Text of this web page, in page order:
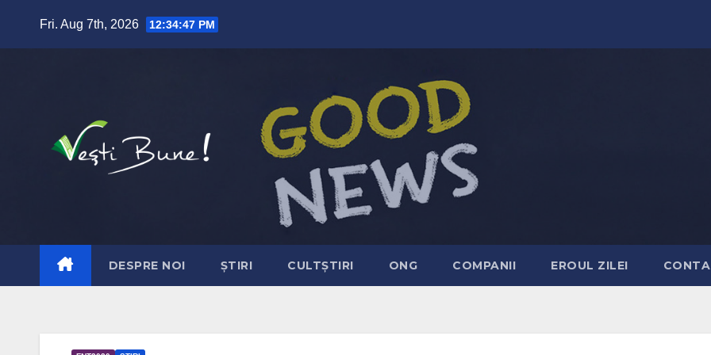
Fri. Aug 7th, 2026
12:34:49 PM
DESPRE NOI ȘTIRI CULTȘTIRI ONG COMPANII EROUL ZILEI